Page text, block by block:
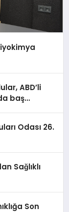
ABD’li
baş
Odası 26.
Sağlıklı
Son